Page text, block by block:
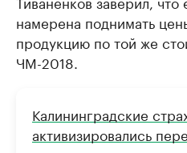
намерена поднимать
продукцию по той же
ЧМ-2018.
Калининградские
активизировались